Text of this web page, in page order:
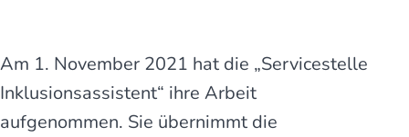
Am 1. November 2021 hat die „Servicestelle
Inklusionsassistent“ ihre Arbeit
aufgenommen. Sie übernimmt die